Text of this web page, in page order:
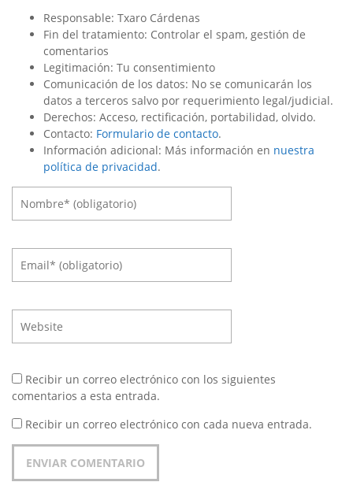
Responsable: Txaro Cárdenas
Fin del tratamiento: Controlar el spam, gestión de
comentarios
Legitimación: Tu consentimiento
Comunicación de los datos: No se comunicarán los
datos a terceros salvo por requerimiento legal/judicial.
Derechos: Acceso, rectificación, portabilidad, olvido.
Contacto: Formulario de contacto.
Información adicional: Más información en nuestra
política de privacidad.
Recibir un correo electrónico con los siguientes
comentarios a esta entrada.
Recibir un correo electrónico con cada nueva entrada.